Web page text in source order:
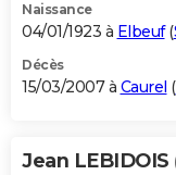
Naissance
04/01/1923 à Elbeuf(
Décès
15/03/2007 à Caurel (
Jean LEBIDOIS